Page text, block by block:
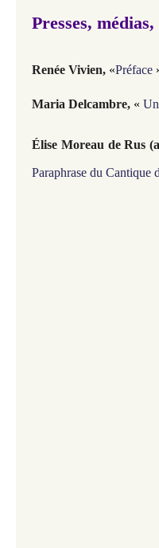
Presses,
Renée Vivien, «Préface
Maria Delcambre, «
Élise Moreau de Rus (
Paraphrase du Cantique